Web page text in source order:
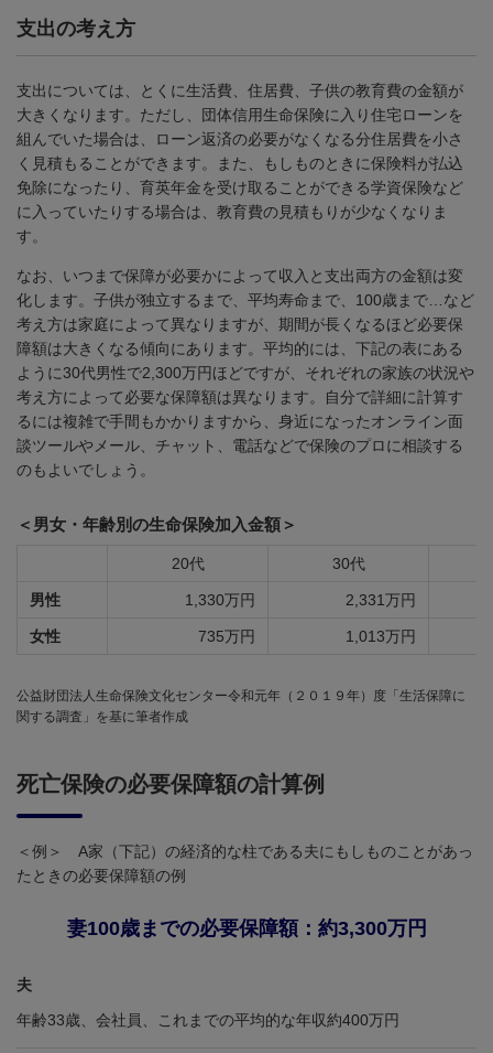
支出の考え方
支出については、とくに生活費、住居費、子供の教育費の金額が
大きくなります。ただし、団体信用生命保険に入り住宅ローンを
組んでいた場合は、ローン返済の必要がなくなる分住居費を小さ
く見積もることができます。また、もしものときに保険料が払込
免除になったり、育英年金を受け取ることができる学資保険など
に入っていたりする場合は、教育費の見積もりが少なくなりま
す。
なお、いつまで保障が必要かによって収入と支出両方の金額は変
化します。子供が独立するまで、平均寿命まで、100歳まで…など
考え方は家庭によって異なりますが、期間が長くなるほど必要保
障額は大きくなる傾向にあります。平均的には、下記の表にある
ように30代男性で2,300万円ほどですが、それぞれの家族の状況や
考え方によって必要な保障額は異なります。自分で詳細に計算す
るには複雑で手間もかかりますから、身近になったオンライン面
談ツールやメール、チャット、電話などで保険のプロに相談する
のもよいでしょう。
＜男女・年齢別の生命保険加入金額＞
20代 30代
男性 1,330万円 2,331万円
女性 735万円 1,013万円
公益財団法人生命保険文化センター令和元年（２０１９年）度「生活保障に
関する調査」を基に筆者作成
死亡保険の必要保障額の計算例
＜例＞ A家（下記）の経済的な柱である夫にもしものことがあっ
たときの必要保障額の例
妻100歳までの必要保障額：約3,300万円
夫
年齢33歳、会社員、これまでの平均的な年収約400万円